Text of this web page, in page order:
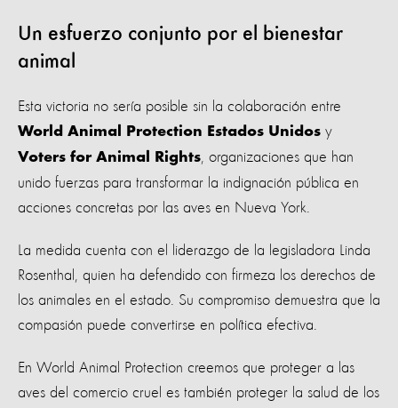
Un esfuerzo conjunto por el bienestar
animal
Esta victoria no sería posible sin la colaboración entre
World Animal Protection Estados Unidos y
Voters for Animal Rights , organizaciones que han
unido fuerzas para transformar la indignación pública en
acciones concretas por las aves en Nueva York.
La medida cuenta con el liderazgo de la legisladora Linda
Rosenthal, quien ha defendido con firmeza los derechos de
los animales en el estado. Su compromiso demuestra que la
compasión puede convertirse en política efectiva.
En World Animal Protection creemos que proteger a las
aves del comercio cruel es también proteger la salud de los